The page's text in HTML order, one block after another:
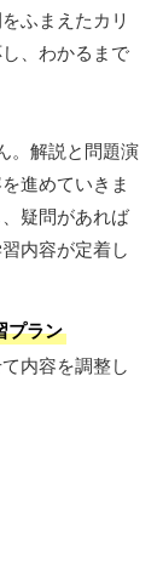
ふまえたカリ
、わかるまで
。解説と問題演
進めていきま
疑問があれば
内容が定着し
プラン
内容を調整し